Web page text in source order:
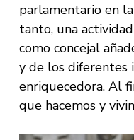
parlamentario en
tanto, una
como concejal
y de los diferentes
enriquecedora. Al
que hacemos y